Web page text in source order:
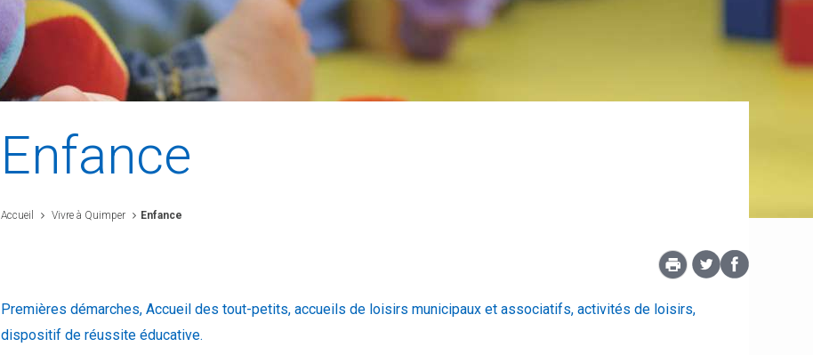
Enfance
Accueil Vivre à Quimper Enfance
Premières démarches, Accueil des tout-petits, accueils de loisirs municipaux et associatifs, activités de loisirs,
dispositif de réussite éducative.